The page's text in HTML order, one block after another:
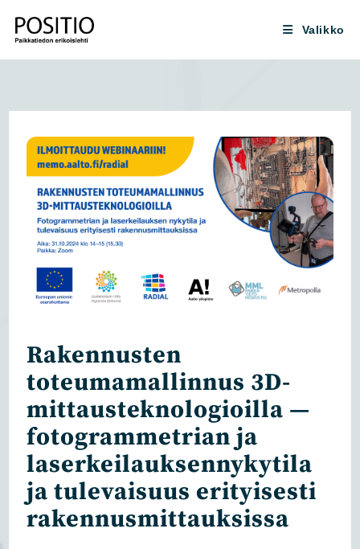
suoraan
sisältöön
Valikko
Rakennusten
toteumamallinnus 3D-
mittausteknologioilla —
fotogrammetrian ja
laserkeilauksennykytila
ja tulevaisuus erityisesti
rakennusmittauksissa